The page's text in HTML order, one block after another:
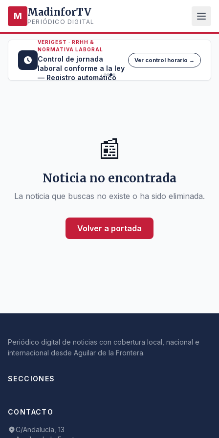
M MadinforTV
PERIÓDICO DIGITAL
VERIGEST · RRHH &
NORMATIVA LABORAL
Control de jornada
laboral conforme a la ley
— Registro automático
Ver control horario →
📰
Noticia no encontrada
La noticia que buscas no existe o ha sido eliminada.
Volver a portada
Periódico digital de noticias con cobertura local, nacional e
internacional desde Aguilar de la Frontera.
SECCIONES
CONTACTO
C/Andalucía, 13